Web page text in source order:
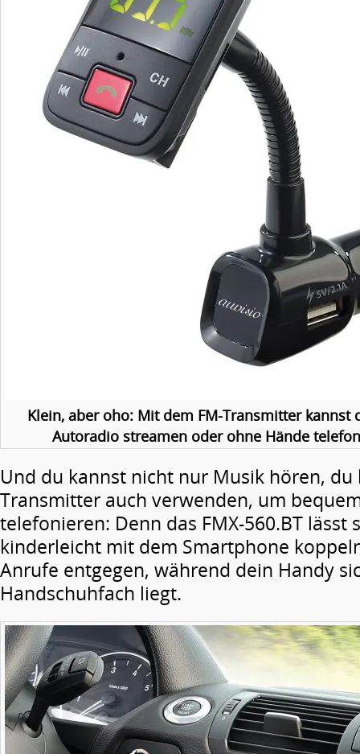
Klein, aber oho: Mit dem FM-Transmitter kannst
Autoradio streamen oder ohne Hände
Und du kannst nicht nur Musik hören, du
Transmitter auch verwenden, um
telefonieren: Denn das FMX-560.BT lässt
kinderleicht mit dem Smartphone
Anrufe entgegen, während dein Handy
Handschuhfach liegt.